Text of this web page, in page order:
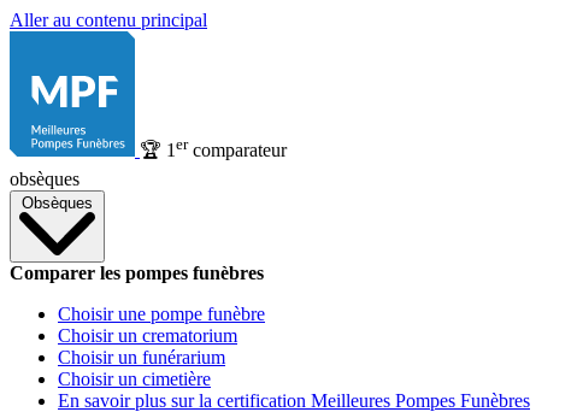
Aller au contenu principal
🏆 1 ercomparateur
obsèques
Obsèques
Comparer les pompes funèbres
Choisir une pompe funèbre
Choisir un crematorium
Choisir un funérarium
Choisir un cimetière
En savoir plus sur la certification Meilleures Pompes Funèbres